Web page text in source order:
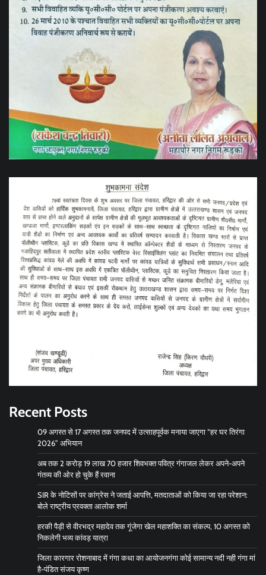
Recent Posts
09 अगस्त से 17 अगस्त तक जनपद में उत्साहपूर्वक मनाया जाएगा “हर घर तिरंगा
2026” अभियान
अब तक 2 करोड़ 19 लाख 70 हजार शिवभक्त पवित्र गंगाजल लेकर अपने-अपने
गंतव्य की ओर हो चुके हैं रवाना
SIR के नोटिसों पर कांग्रेस ने जताई आपत्ति, मतदाताओं को किया जा रहा परेशान:
बोले राष्ट्रीय प्रवक्ता आलोक शर्मा
हरकी पैड़ी से वीरभद्र महादेव तक गूंजेगा खेल महाशक्ति का संकल्प, 10 अगस्त को
निकलेगी भव्य कांवड़ यात्रा
जिला कारगार रोशनाबाद में गंगा कथा का आयोजनगंगा कोई सामान्य नदी नही गंगा मां
है-पंडित संजय कृष्ण